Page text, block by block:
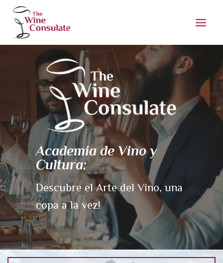
Saltar
contenido
Academia de Vino y
Cultura:
Descubre el Arte del Vino, una
copa a la vez!